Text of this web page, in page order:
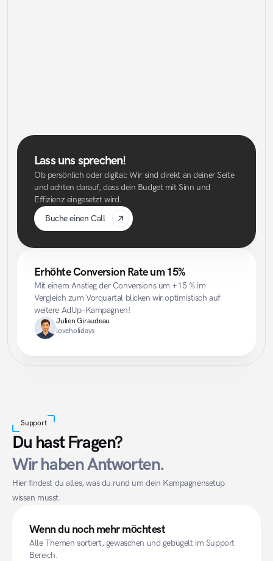
Erhöhte Conversion Rate um 15%
Mit einem Anstieg der Conversions um +15 % im
Vergleich zum Vorquartal blicken wir optimistisch auf
weitere AdUp-Kampagnen!
Julien Giraudeau
loveholidays
Lass uns sprechen!
Ob persönlich oder digital: Wir sind direkt an deiner Seite
und achten darauf, dass dein Budget mit Sinn und
Effizienz eingesetzt wird.
Buche einen Call
Support
Du hast Fragen?
Wir haben Antworten.
Hier findest du alles, was du rund um dein Kampagnensetup
wissen musst.
Wenn du noch mehr möchtest
Alle Themen sortiert, gewaschen und gebügelt im Support
Bereich.